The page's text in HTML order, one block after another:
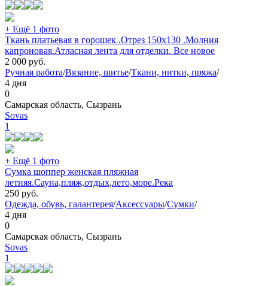
+ Ещё 1 фото
Ткань платьевая в горошек .Отрез 150х130 .Молния
капроновая.Атласная лента для отделки. Все новое
2 000 руб.
Ручная работа/Вязание, шитье/Ткани, нитки, пряжа/
4 дня
0
Самарская область, Сызрань
Sovas
1
+ Ещё 1 фото
Сумка шоппер женская пляжная
летняя.Сауна,пляж,отдых,лето,море.Река
250 руб.
Одежда, обувь, галантерея/Аксессуары/Сумки/
4 дня
0
Самарская область, Сызрань
Sovas
1